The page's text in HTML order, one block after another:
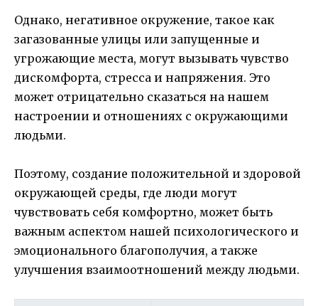
Однако, негативное окружение, такое как
загазованные улицы или запущенные и
угрожающие места, могут вызывать чувство
дискомфорта, стресса и напряжения. Это
может отрицательно сказаться на нашем
настроении и отношениях с окружающими
людьми.
Поэтому, создание положительной и здоровой
окружающей среды, где люди могут
чувствовать себя комфортно, может быть
важным аспектом нашей психологического и
эмоционального благополучия, а также
улучшения взаимоотношений между людьми.